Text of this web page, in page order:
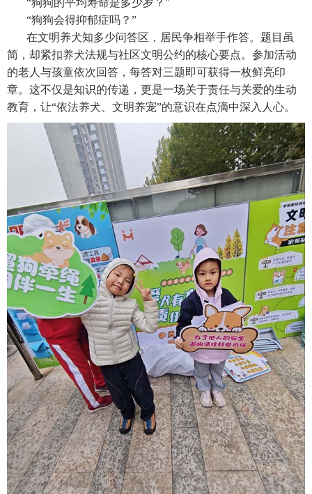
“狗狗的平均寿命是多少岁？”
“狗狗会得抑郁症吗？”
在文明养犬知多少问答区，居民争相举手作答。题目虽
简，却紧扣养犬法规与社区文明公约的核心要点。参加活动
的老人与孩童依次回答，每答对三题即可获得一枚鲜亮印
章。这不仅是知识的传递，更是一场关于责任与关爱的生动
教育，让“依法养犬、文明养宠”的意识在点滴中深入人心。